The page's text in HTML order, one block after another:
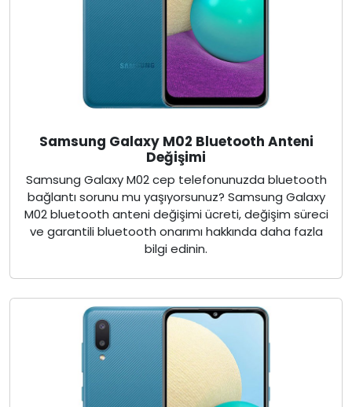
Samsung Galaxy M02 Bluetooth Anteni
Değişimi
Samsung Galaxy M02 cep telefonunuzda bluetooth
bağlantı sorunu mu yaşıyorsunuz? Samsung Galaxy
M02 bluetooth anteni değişimi ücreti, değişim süreci
ve garantili bluetooth onarımı hakkında daha fazla
bilgi edinin.